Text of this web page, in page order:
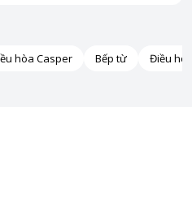
hòa Casper Bếp từ Điều